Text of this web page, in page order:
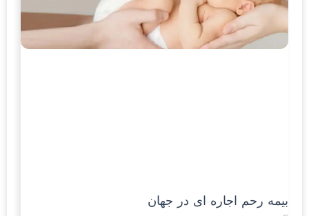
بیمه رحم اجاره ای در جهان